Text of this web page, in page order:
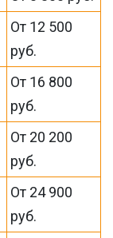
От 12 500
руб.
От 16 800
руб.
От 20 200
руб.
От 24 900
руб.